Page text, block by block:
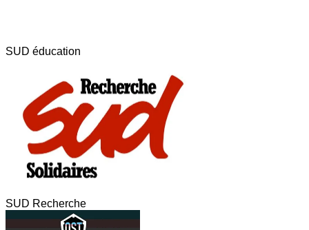
SUD éducation
SUD Recherche